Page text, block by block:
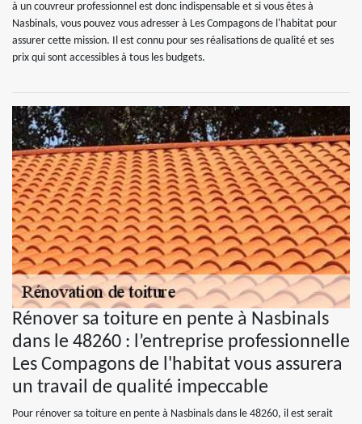
à un couvreur professionnel est donc indispensable et si vous êtes à
Nasbinals, vous pouvez vous adresser à Les Compagons de l'habitat pour
assurer cette mission. Il est connu pour ses réalisations de qualité et ses
prix qui sont accessibles à tous les budgets.
Rénover sa toiture en pente à Nasbinals
dans le 48260 : l’entreprise professionnelle
Les Compagons de l'habitat vous assurera
un travail de qualité impeccable
Pour rénover sa toiture en pente à Nasbinals dans le 48260, il est serait